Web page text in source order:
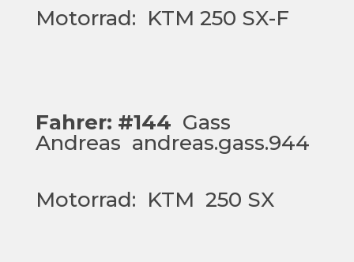
Motorrad: KTM 250 SX-F
Fahrer: #144 Gass
Andreas andreas.gass.944
Motorrad: KTM 250 SX